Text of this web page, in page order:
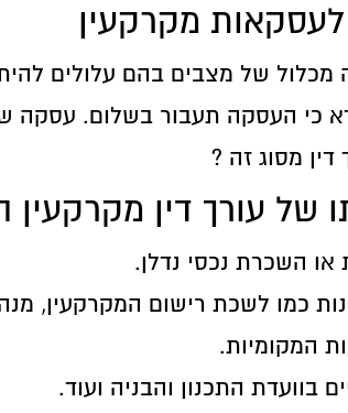
לעסקאות מקרקעין
מכלול של מצבים בהם עלולים
כי העסקה תעבור בשלום.
מסוג זה ?
של עורך דין מקרקעין
או השכרת נכסי נדלן.
כמו לשכת רישום המקרקעין,
המקומיות.
בוועדת התכנון והבניה ועוד.